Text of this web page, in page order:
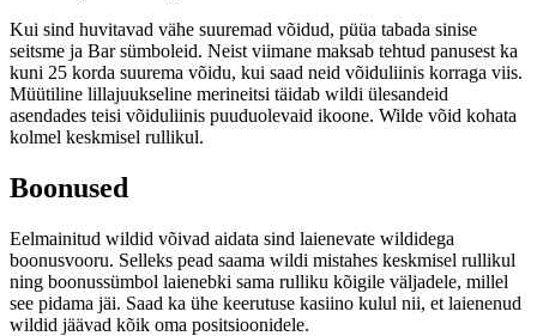
Kui sind huvitavad vähe suuremad võidud, püüa tabada sinise
seitsme ja Bar sümboleid. Neist viimane maksab tehtud panusest ka
kuni 25 korda suurema võidu, kui saad neid võiduliinis korraga viis.
Müütiline lillajuukseline merineitsi täidab wildi ülesandeid
asendades teisi võiduliinis puuduolevaid ikoone. Wilde võid kohata
kolmel keskmisel rullikul.
Boonused
Eelmainitud wildid võivad aidata sind laienevate wildidega
boonusvooru. Selleks pead saama wildi mistahes keskmisel rullikul
ning boonussümbol laienebki sama rulliku kõigile väljadele, millel
see pidama jäi. Saad ka ühe keerutuse kasiino kulul nii, et laienenud
wildid jäävad kõik oma positsioonidele.